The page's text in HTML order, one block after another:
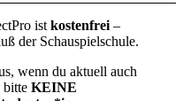
istkostenfrei –
der Schauspielschule.
wenn du aktuell auch
bitteKEINE